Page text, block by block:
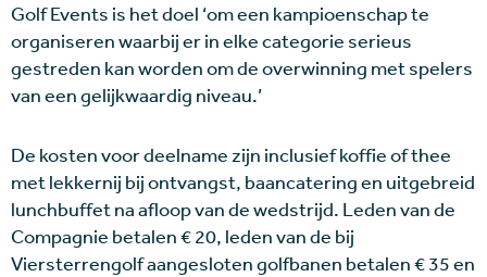
Golf Events is het doel ‘om een kampioenschap te
organiseren waarbij er in elke categorie serieus
gestreden kan worden om de overwinning met spelers
van een gelijkwaardig niveau.’
De kosten voor deelname zijn inclusief koffie of thee
met lekkernij bij ontvangst, baancatering en uitgebreid
lunchbuffet na afloop van de wedstrijd. Leden van de
Compagnie betalen € 20, leden van de bij
Viersterrengolf aangesloten golfbanen betalen € 35 en